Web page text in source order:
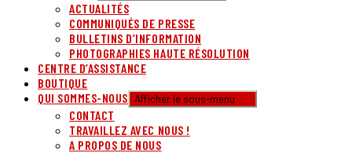
ACTUALITÉS
COMMUNIQUÉS DE PRESSE
BULLETINS D’INFORMATION
PHOTOGRAPHIES HAUTE RÉSOLUTION
CENTRE D’ASSISTANCE
BOUTIQUE
QUI SOMMES-NOUS
Afficher le sous-menu
CONTACT
TRAVAILLEZ AVEC NOUS !
A PROPOS DE NOUS